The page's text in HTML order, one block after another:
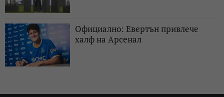
Официално: Евертън привлече
халф на Арсенал